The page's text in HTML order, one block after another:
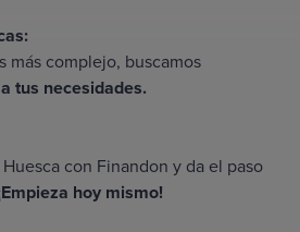
más complejo, buscamos
tus necesidades.
con Finandon y da el paso
hoy mismo!